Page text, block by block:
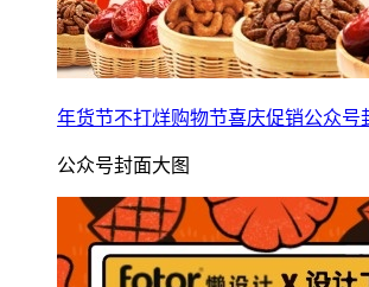
年货节不打烊购物节喜庆促销公众号
公众号封面大图